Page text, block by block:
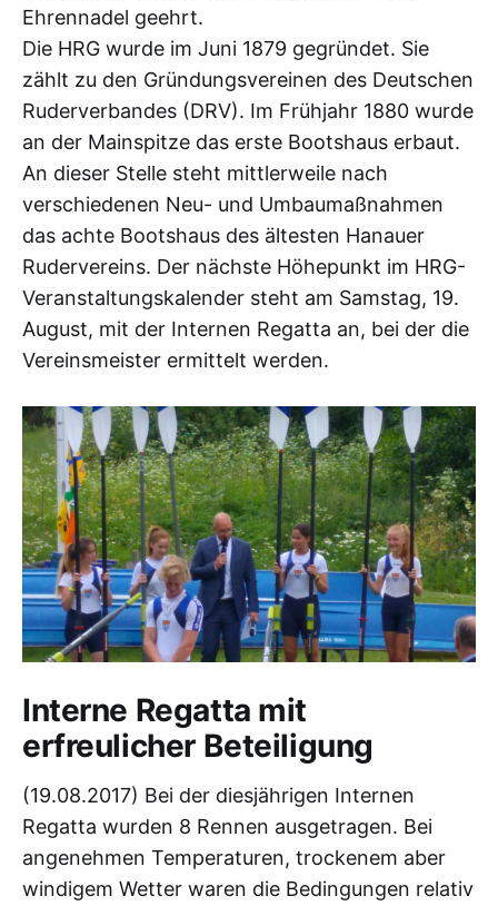
Ehrennadel geehrt.
Die HRG wurde im Juni 1879 gegründet. Sie
zählt zu den Gründungsvereinen des Deutschen
Ruderverbandes (DRV). Im Frühjahr 1880 wurde
an der Mainspitze das erste Bootshaus erbaut.
An dieser Stelle steht mittlerweile nach
verschiedenen Neu- und Umbaumaßnahmen
das achte Bootshaus des ältesten Hanauer
Rudervereins. Der nächste Höhepunkt im HRG-
Veranstaltungskalender steht am Samstag, 19.
August, mit der Internen Regatta an, bei der die
Vereinsmeister ermittelt werden.
Interne Regatta mit
erfreulicher Beteiligung
(19.08.2017) Bei der diesjährigen Internen
Regatta wurden 8 Rennen ausgetragen. Bei
angenehmen Temperaturen, trockenem aber
windigem Wetter waren die Bedingungen relativ